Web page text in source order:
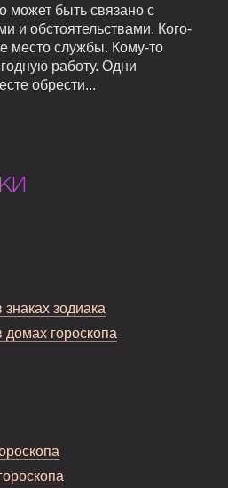
может быть связано с
и обстоятельствами. Кого-
место службы. Кому-то
работу. Одни
обрести...
зодиака
гороскопа